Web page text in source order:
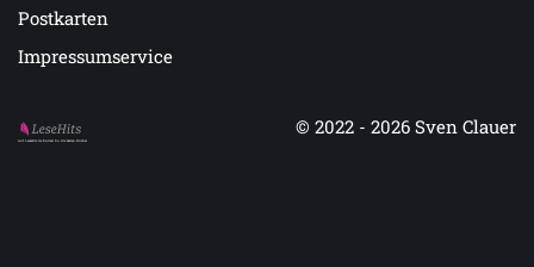
Postkarten
Impressumservice
Auf LeseHits.de findest Du die besten Bücher.
© 2022 - 2026 Sven Clauer